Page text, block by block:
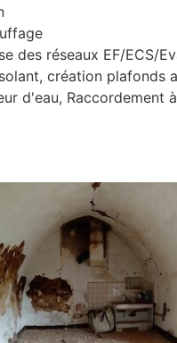
des réseaux EF/ECS/
création plafonds
d'eau, Raccordement